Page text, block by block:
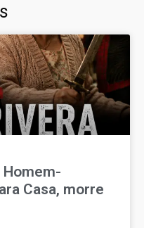
Homem-
Casa, morre